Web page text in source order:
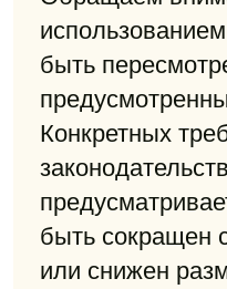
быть
Конкретных
быть сокращен
или снижен